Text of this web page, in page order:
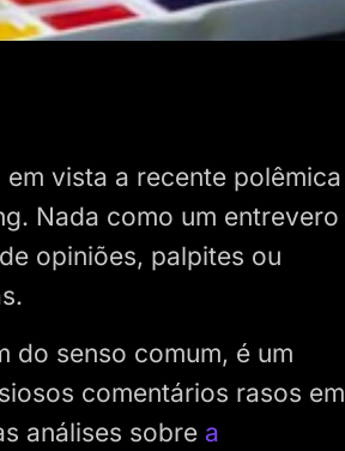
vista a recente polêmica
Nada como um entrevero
opiniões, palpites ou
do senso comum, é um
comentários rasos em
análises sobre a